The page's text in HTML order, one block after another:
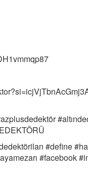
#define
#facebook